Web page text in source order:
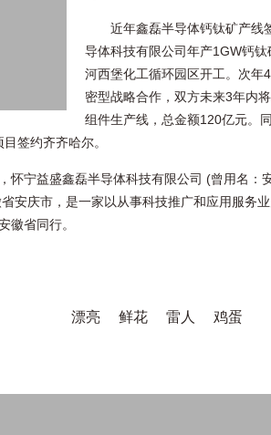
近年鑫磊半导体钙钛矿产线
导体科技有限公司年产1GW钙
河西堡化工循环园区开工。次年
密型战略合作，双方未来3年内
组件生产线，总金额120亿元。
签约齐齐哈尔。
怀宁益盛鑫磊半导体科技有限公司 (曾用名：
安庆市，是一家以从事科技推广和应用服务
徽省同行。
漂亮 鲜花 雷人 鸡蛋